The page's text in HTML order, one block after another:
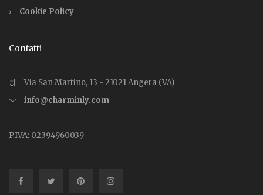
Cookie Policy
Contatti
Via San Martino, 13 - 21021 Angera (VA)
info@charminly.com
P.IVA: 02394960039